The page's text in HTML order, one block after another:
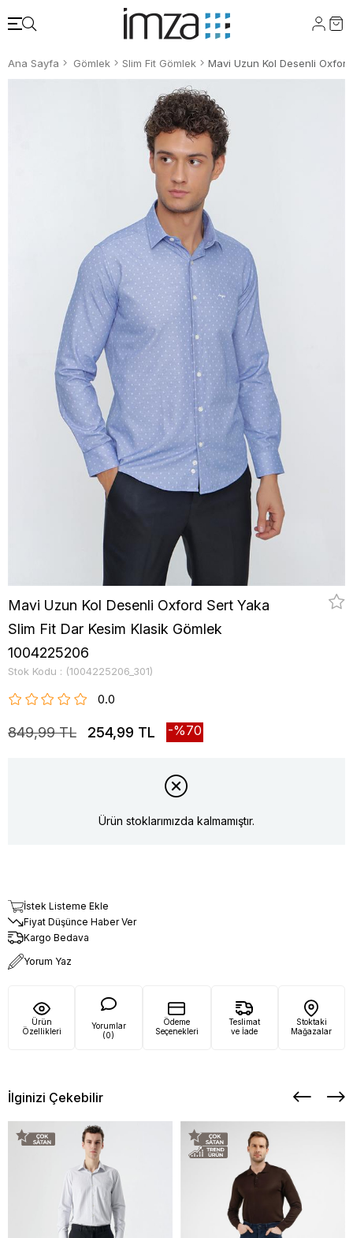
Ana Sayfa Gömlek Slim Fit Gömlek
Mavi Uzun Kol Desenli Oxford Sert Yaka
Slim Fit Dar Kesim Klasik Gömlek
1004225206
Stok Kodu (1004225206_301)
0.0
849,99 TL 254,99 TL 70
Ürün stoklarımızda kalmamıştır.
İstek Listeme Ekle
Fiyat Düşünce Haber Ver
Kargo Bedava
Yorum Yaz
Ürün
Özellikleri
Yorumlar
(0)
Ödeme
Seçenekleri
Teslimat
ve İade
Stoktaki
Mağazalar
İlginizi Çekebilir